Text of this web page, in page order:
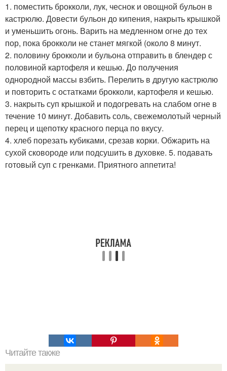
1. поместить брокколи, лук, чеснок и овощной бульон в
кастрюлю. Довести бульон до кипения, накрыть крышкой
и уменьшить огонь. Варить на медленном огне до тех
пор, пока брокколи не станет мягкой (около 8 минут.
2. половину брокколи и бульона отправить в блендер с
половиной картофеля и кешью. До получения
однородной массы взбить. Перелить в другую кастрюлю
и повторить с остатками брокколи, картофеля и кешью.
3. накрыть суп крышкой и подогревать на слабом огне в
течение 10 минут. Добавить соль, свежемолотый черный
перец и щепотку красного перца по вкусу.
4. хлеб порезать кубиками, срезав корки. Обжарить на
сухой сковороде или подсушить в духовке. 5. подавать
готовый суп с гренками. Приятного аппетита!
Читайте также